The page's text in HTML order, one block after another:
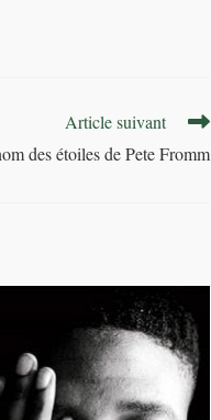
Article suivant
des étoiles de Pete Fromm